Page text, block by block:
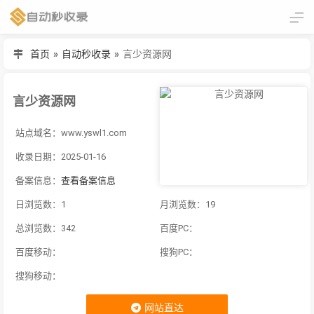
首页 » 自动秒收录 » 言少资源网
言少资源网
站点域名：www.yswl1.com
收录日期：2025-01-16
备案信息： 查看备案信息
日浏览数：1 月浏览数：19
总浏览数：342 百度PC：
百度移动： 搜狗PC：
搜狗移动：
网站直达